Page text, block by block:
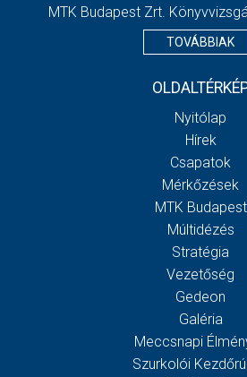
MTK Budapest Zrt.
TOVÁBBIAK
Nyitólap
Hírek
Csapatok
Mérkőzések
MTK Budapest
Múltidézés
Stratégia
Vezetőség
Gedeon
Galéria
Meccsnapi
Szurkolói